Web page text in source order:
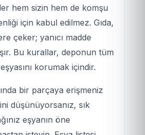
hem sizin hem de komşu
için kabul edilmez. Gıda,
çeker; yanıcı madde
Bu kurallar, deponun tüm
korumak içindir.
bir parçaya erişmeniz
düşünüyorsanız, sık
eşyanın öne